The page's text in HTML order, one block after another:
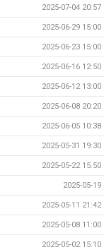
2025-07-04 20:57
2025-06-29 15:00
2025-06-23 15:00
2025-06-16 12:50
2025-06-12 13:00
2025-06-08 20:20
2025-06-05 10:38
2025-05-31 19:30
2025-05-22 15:50
2025-05-19
2025-05-11 21:42
2025-05-08 11:00
2025-05-02 15:10